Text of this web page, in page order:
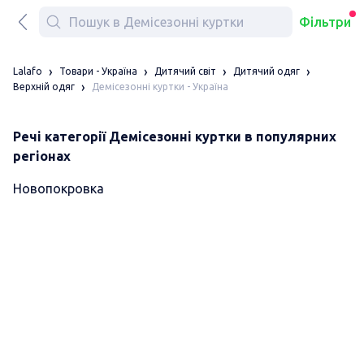
Фільтри
Lalafo Товари - Україна Дитячий світ
Дитячий одяг
Верхній одяг
Демісезонні куртки - Україна
Речі категорії Демісезонні куртки в популярних
регіонах
Новопокровка